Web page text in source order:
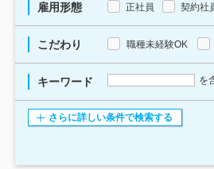
雇用形態 正社員 契約社
こだわり 職種未経験OK
キーワード を
さらに詳しい条件で検索する